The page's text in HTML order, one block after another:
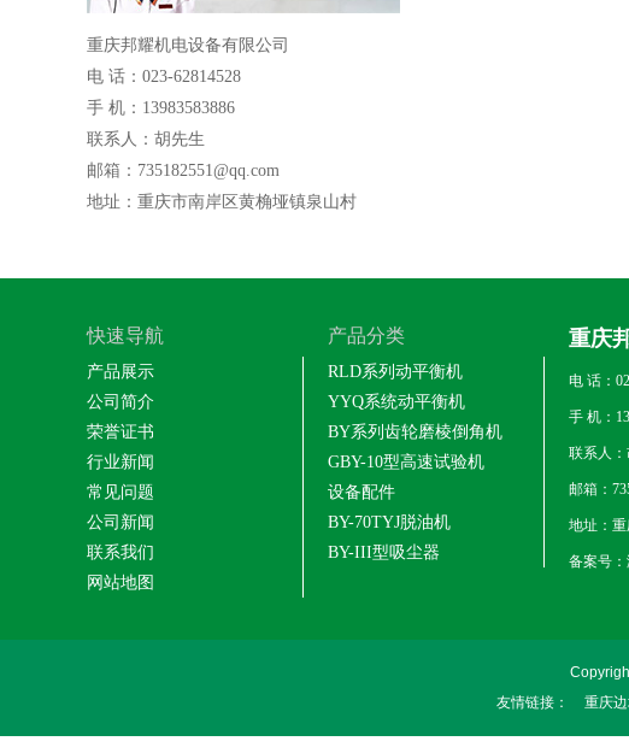
重庆邦耀机电设备有限公司
电 话：023-62814528
手 机：13983583886
联系人：胡先生
邮箱：735182551@qq.com
地址：重庆市南岸区黄桷垭镇泉山村
快速导航
产品展示
公司简介
荣誉证书
行业新闻
常见问题
公司新闻
联系我们
网站地图
产品分类
RLD系列动平衡机
YYQ系统动平衡机
BY系列齿轮磨棱倒角机
GBY-10型高速试验机
设备配件
BY-70TYJ脱油机
BY-III型吸尘器
重庆
电 话：
手 机：
联系人
邮箱：
地址：
备案号：
友情链接：
重庆